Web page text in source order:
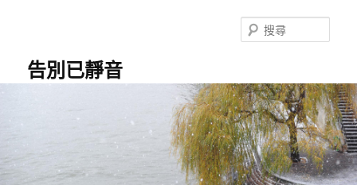
告別已靜音
尋